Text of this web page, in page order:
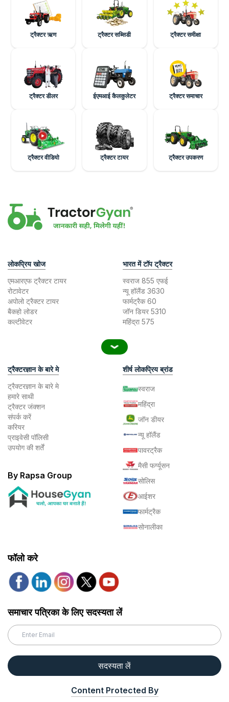
ट्रैक्टर ऋण ट्रैक्टर सब्सिडी ट्रैक्टर समीक्षा
ट्रैक्टर डीलर ईएमआई कैलकुलेटर ट्रैक्टर समाचार
ट्रैक्टर वीडियो ट्रैक्टर टायर ट्रैक्टर उपकरण
लोकप्रिय खोज
एमआरएफ ट्रैक्टर टायर
रोटावेटर
अपोलो ट्रैक्टर टायर
बैकहो लोडर
कल्टीवेटर
भारत में टॉप ट्रैक्टर
स्वराज 855 एफई
न्यू हॉलैंड 3630
फार्मट्रैक 60
जॉन डियर 5310
महिंद्रा 575
ट्रैक्टरज्ञान के बारे मे
ट्रैक्टरज्ञान के बारे मे
हमारे साथी
ट्रैक्टर जंक्शन
संपर्क करें
करियर
प्राइवेसी पॉलिसी
उपयोग की शर्तें
By Rapsa Group
शीर्ष लोकप्रिय ब्रांड
स्वराज
महिंद्रा
जॉन डीयर
न्यू हॉलैंड
पावरट्रैक
मैसी फर्ग्यूसन
सोलिस
आईशर
फार्मट्रैक
सोनालीका
फॉलो करे
समाचार पत्रिका के लिए सदस्यता लें
सदस्यता लें
Content Protected By